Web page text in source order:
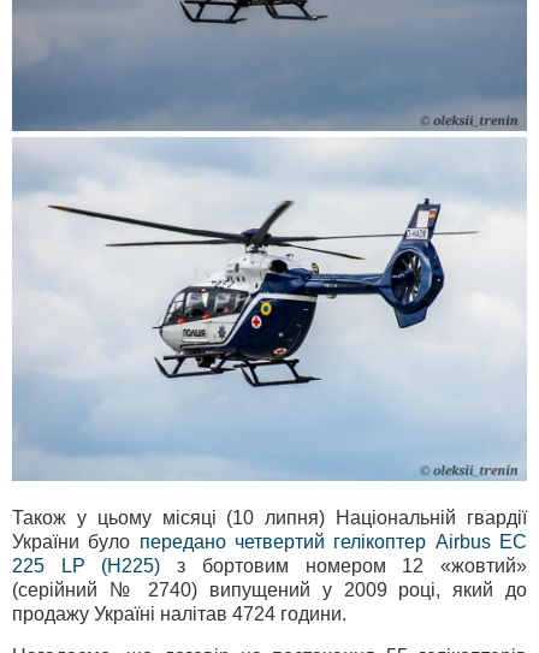
Також у цьому місяці (10 липня) Національній гвардії
України було передано четвертий гелікоптер Airbus ЕС
225 LP (Н225) з бортовим номером 12 «жовтий»
(серійний № 2740) випущений у 2009 році, який до
продажу Україні налітав 4724 години.